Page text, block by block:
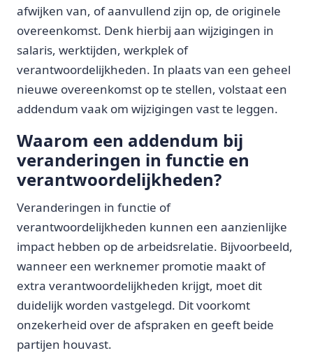
afwijken van, of aanvullend zijn op, de originele
overeenkomst. Denk hierbij aan wijzigingen in
salaris, werktijden, werkplek of
verantwoordelijkheden. In plaats van een geheel
nieuwe overeenkomst op te stellen, volstaat een
addendum vaak om wijzigingen vast te leggen.
Waarom een addendum bij
veranderingen in functie en
verantwoordelijkheden?
Veranderingen in functie of
verantwoordelijkheden kunnen een aanzienlijke
impact hebben op de arbeidsrelatie. Bijvoorbeeld,
wanneer een werknemer promotie maakt of
extra verantwoordelijkheden krijgt, moet dit
duidelijk worden vastgelegd. Dit voorkomt
onzekerheid over de afspraken en geeft beide
partijen houvast.